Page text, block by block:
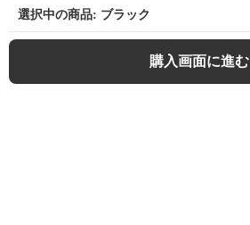
選択中の商品: ブラック
購入画面に進む